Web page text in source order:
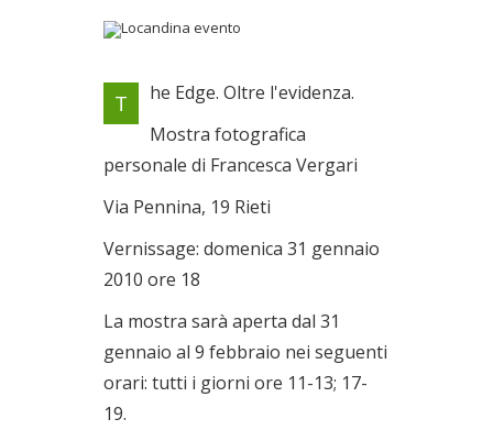
Locandina evento
Dal 31/01/2010 al
09/02/2010
T
he Edge. Oltre l'evidenza.
Mostra fotografica
personale di Francesca Vergari
Via Pennina, 19 Rieti
Vernissage: domenica 31 gennaio
2010 ore 18
La mostra sarà aperta dal 31
gennaio al 9 febbraio nei seguenti
orari: tutti i giorni ore 11-13; 17-
19.